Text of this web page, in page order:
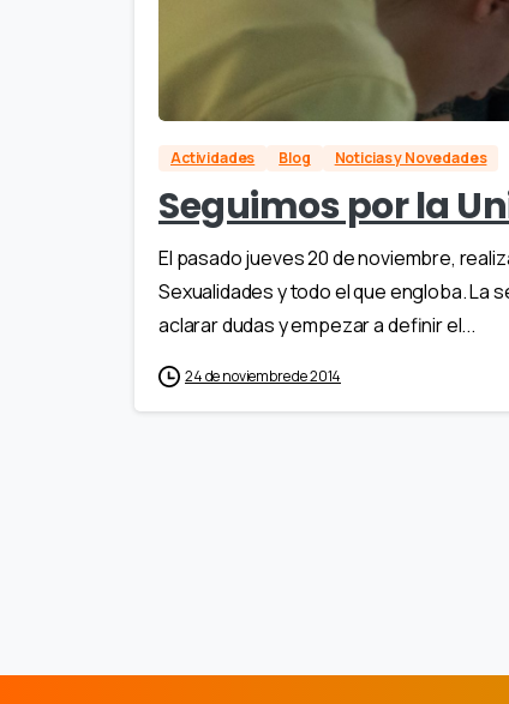
Actividades Blog Noticias y Novedades
Seguimos por la
El pasado jueves 20 de noviembre,
Sexualidades y todo el que engloba. La
aclarar dudas y empezar a definir el...
24 de noviembre de 2014